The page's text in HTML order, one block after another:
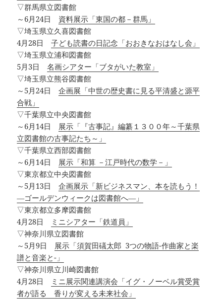
▽群馬県立図書館
～6月24日 資料展示「東国の都－群馬」
▽埼玉県立久喜図書館
4月28日子ども読書の日記念「おおきなおはなし会」
▽埼玉県立浦和図書館
5月3日名画シアター「ブタがいた教室」
▽埼玉県立熊谷図書館
～5月24日企画展「中世の歴史書に見る平清盛と源平
合戦」
▽千葉県立中央図書館
～6月14日 展示「『古事記』編纂１３００年～千葉県
立図書館の古事記たち～」
▽千葉県立西部図書館
～6月14日 展示「和算 －江戸時代の数学－」
▽東京都立中央図書館
～5月13日企画展示「新ビジネスマン、本を読もう！
―ゴールデンウィークは図書館へ―」
▽東京都立多摩図書館
4月28日
ミニシアター「鉄道員」
▽神奈川県立図書館
～5月9日 展示「須賀田礒太郎 3つの物語-作曲家と楽
譜と音楽と-」
▽神奈川県立川崎図書館
4月28日
ミニ展示関連講演会「イグ・ノーベル賞受賞
者が語る 香りが変える未来社会」